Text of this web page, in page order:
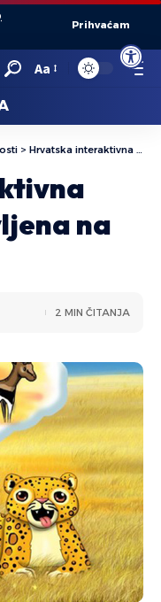
Open
Prihvaćam
Aa
> Hrvatska interaktivna slikovnica objavljena na iTunesu
na
2 MIN ČITANJA